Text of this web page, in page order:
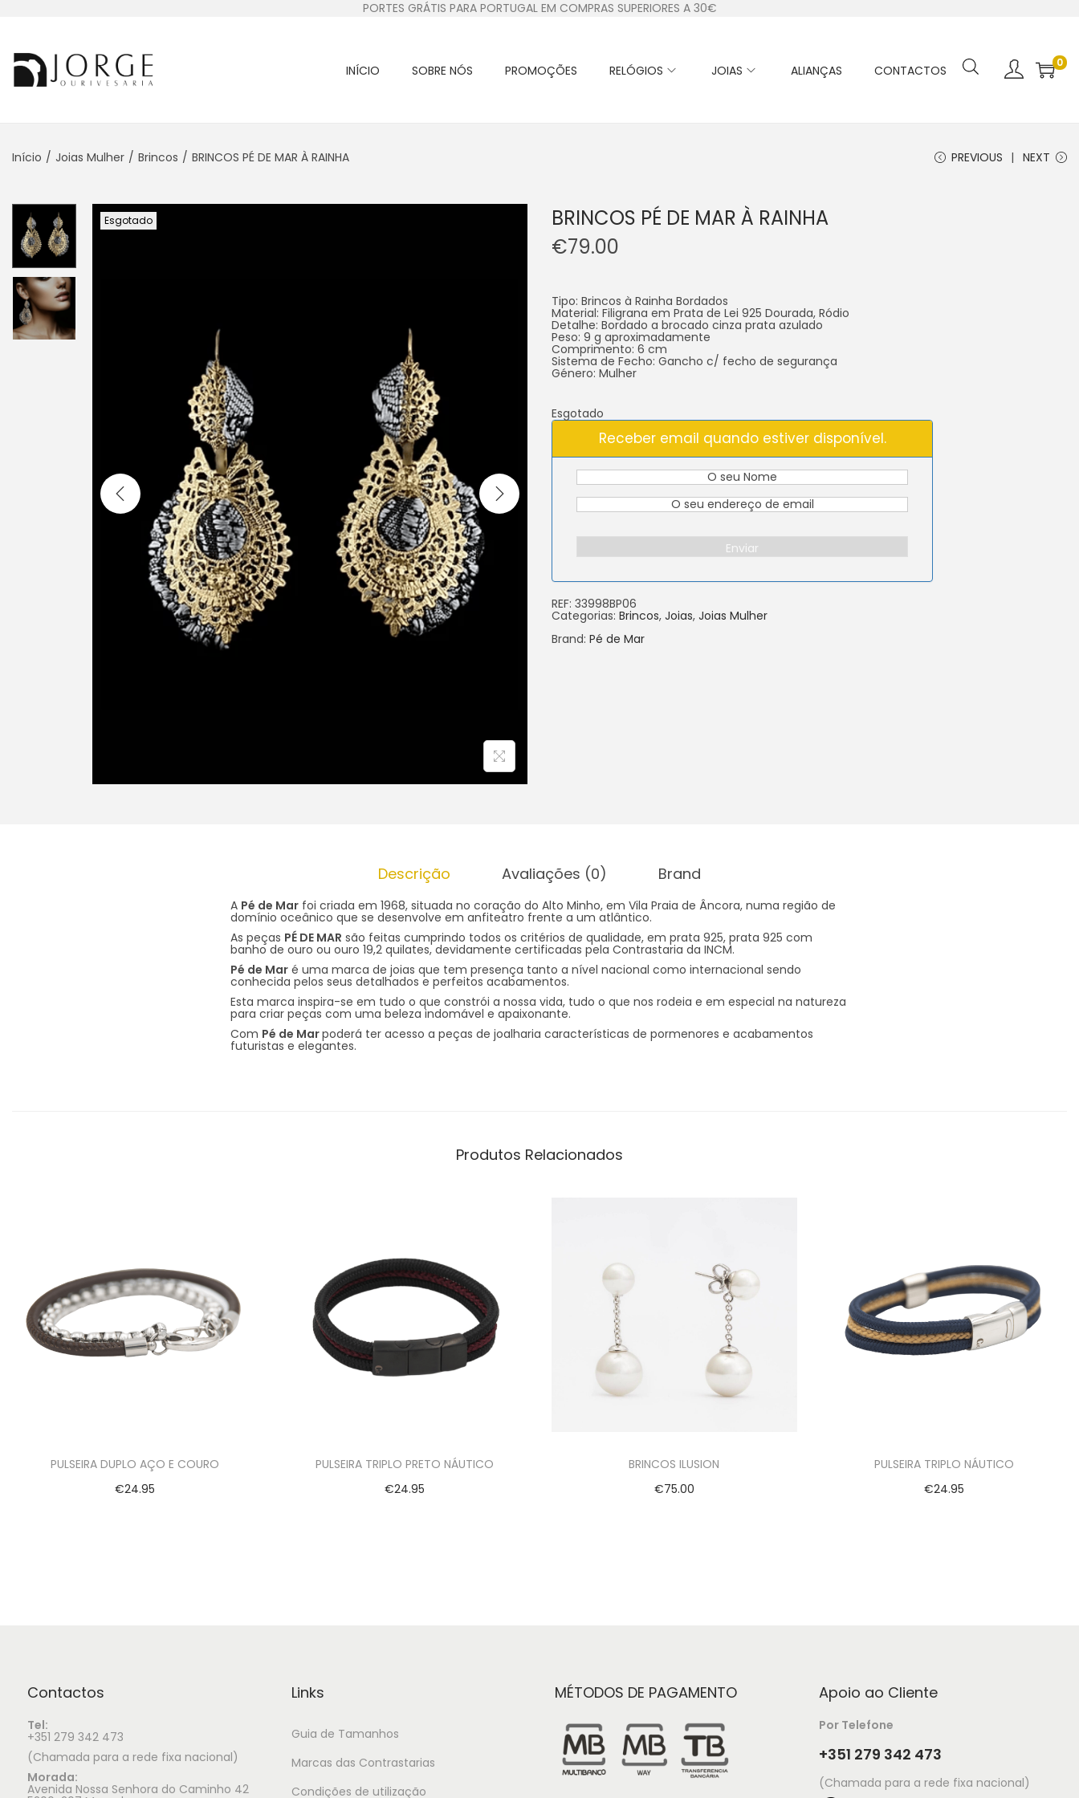
PORTES GRÁTIS PARA PORTUGAL EM COMPRAS SUPERIORES A 30€
INÍCIO SOBRE NÓS PROMOÇÕES RELÓGIOS JOIAS ALIANÇAS CONTACTOS 0
Início / Joias Mulher / Brincos / BRINCOS PÉ DE MAR À RAINHA PREVIOUS NEXT
Esgotado
BRINCOS PÉ DE MAR À RAINHA
€79.00
Tipo: Brincos à Rainha Bordados
Material: Filigrana em Prata de Lei 925 Dourada, Ródio
Detalhe: Bordado a brocado cinza prata azulado
Peso: 9 g aproximadamente
Comprimento: 6 cm
Sistema de Fecho: Gancho c/ fecho de segurança
Género: Mulher
Esgotado
Receber email quando estiver disponível.
Enviar
REF: 33998BP06
Categorias: Brincos, Joias, Joias Mulher
Brand: Pé de Mar
Descrição Avaliações (0) Brand
A Pé de Mar foi criada em 1968, situada no coração do Alto Minho, em Vila Praia de Âncora, numa região de
domínio oceânico que se desenvolve em anfiteatro frente a um atlântico.
As peças PÉ DE MAR são feitas cumprindo todos os critérios de qualidade, em prata 925, prata 925 com
banho de ouro ou ouro 19,2 quilates, devidamente certificadas pela Contrastaria da INCM.
Pé de Mar é uma marca de joias que tem presença tanto a nível nacional como internacional sendo
conhecida pelos seus detalhados e perfeitos acabamentos.
Esta marca inspira-se em tudo o que constrói a nossa vida, tudo o que nos rodeia e em especial na natureza
para criar peças com uma beleza indomável e apaixonante.
Com Pé de Marpoderá ter acesso a peças de joalharia características de pormenores e acabamentos
futuristas e elegantes.
Produtos Relacionados
PULSEIRA DUPLO AÇO E COURO
€24.95
PULSEIRA TRIPLO PRETO NÁUTICO
€24.95
BRINCOS ILUSION
€75.00
PULSEIRA TRIPLO NÁUTICO
€24.95
Contactos
Tel:
+351 279 342 473
(Chamada para a rede fixa nacional)
Morada:
Avenida Nossa Senhora do Caminho 42
Links
Guia de Tamanhos
Marcas das Contrastarias
Condições de utilização
MÉTODOS DE PAGAMENTO Apoio ao Cliente
Por Telefone
+351 279 342 473
(Chamada para a rede fixa nacional)